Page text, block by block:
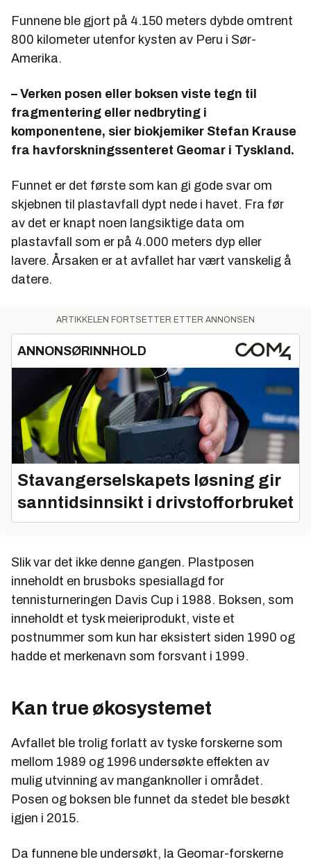
Funnene ble gjort på 4.150 meters dybde omtrent
800 kilometer utenfor kysten av Peru i Sør-
Amerika.
– Verken posen eller boksen viste tegn til
fragmentering eller nedbryting i
komponentene, sier biokjemiker Stefan Krause
fra havforskningssenteret Geomar i Tyskland.
Funnet er det første som kan gi gode svar om
skjebnen til plastavfall dypt nede i havet. Fra før
av det er knapt noen langsiktige data om
plastavfall som er på 4.000 meters dyp eller
lavere. Årsaken er at avfallet har vært vanskelig å
datere.
ARTIKKELEN FORTSETTER ETTER ANNONSEN
ANNONSØRINNHOLD
Stavangerselskapets løsning gir
sanntidsinnsikt i drivstofforbruket
Slik var det ikke denne gangen. Plastposen
inneholdt en brusboks spesiallagd for
tennisturneringen Davis Cup i 1988. Boksen, som
inneholdt et tysk meieriprodukt, viste et
postnummer som kun har eksistert siden 1990 og
hadde et merkenavn som forsvant i 1999.
Kan true økosystemet
Avfallet ble trolig forlatt av tyske forskerne som
mellom 1989 og 1996 undersøkte effekten av
mulig utvinning av manganknoller i området.
Posen og boksen ble funnet da stedet ble besøkt
igjen i 2015.
Da funnene ble undersøkt, la Geomar-forskerne